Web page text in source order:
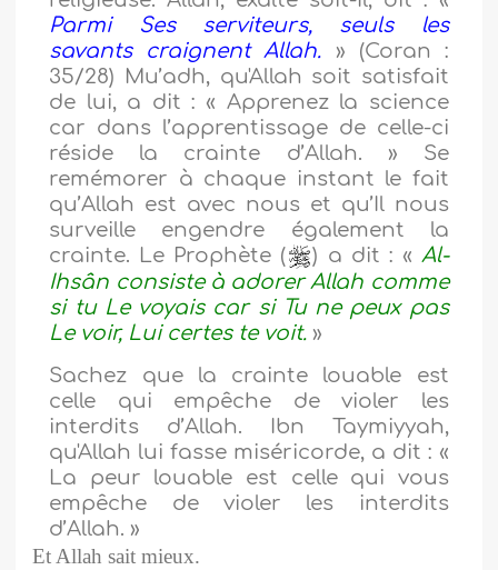
Parmi Ses serviteurs, seuls les
savants craignent Allah.
» (Coran :
35/28) Mu’adh, qu'Allah soit satisfait
de lui, a dit : « Apprenez la science
car dans l’apprentissage de celle-ci
réside la crainte d’Allah. » Se
remémorer à chaque instant le fait
qu’Allah est avec nous et qu’Il nous
surveille engendre également la
crainte. Le Prophète (
) a dit : « Al-
Ihsân consiste à adorer Allah comme
si tu Le voyais car si Tu ne peux pas
Le voir, Lui certes te voit. »
Sachez que la crainte louable est
celle qui empêche de violer les
interdits d’Allah. Ibn Taymiyyah,
qu'Allah lui fasse miséricorde, a dit : «
La peur louable est celle qui vous
empêche de violer les interdits
d’Allah. »
Et Allah sait mieux.